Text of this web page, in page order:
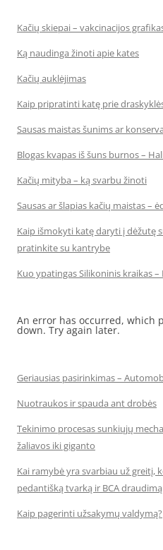
Kačių skiepai – vakcinacijos
Ką naudinga žinoti apie kates
Kačių auklėjimas
Kaip pripratinti katę prie
Sausas maistas šunims ar
Blogas kvapas iš šuns burnos –
Kačių mityba – ką svarbu žinoti
Sausas ar šlapias kačių maistas –
Kaip išmokyti katę daryti į dėžutę
pratinkite su kantrybe
Kuo ypatingas Silikoninis kraikas
An error has occurred, which
down. Try again later.
Geriausias pasirinkimas –
Nuotraukos ir spauda ant drobės
Tekinimo procesas sunkiųjų
žaliavos iki giganto
Kai ramybė yra svarbiau už greitį,
pedantišką tvarką ir BCA draudimą
Kaip pagerinti užsakymų valdymą?